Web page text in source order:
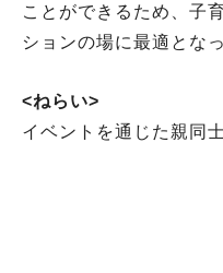
ことができるため、子
ションの場に最適とな
<ねらい>
イベントを通じた親同